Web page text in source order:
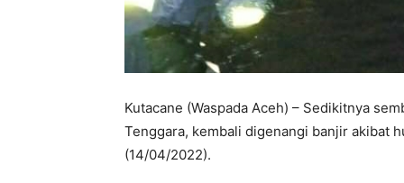
Kutacane (Waspada Aceh) – Sedikitnya
Tenggara, kembali digenangi banjir akibat
(14/04/2022).